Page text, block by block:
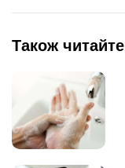
Також читайте